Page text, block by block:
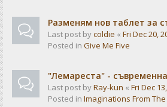
Разменям нов таблет за
Last post bycoldie « Fri Dec 20,
Posted in Give Me Five
"Лемареста" -
Last post byRay-kun « Fri Dec
Posted in Imaginations From